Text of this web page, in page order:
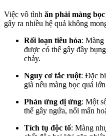
Việc vô tình ăn phải màng
gây ra nhiều hệ quả không
Rối loạn tiêu hóa: Màng
được có thể gây đầy
chảy.
Nguy cơ tắc ruột: Đặc
già nếu màng bọc quá
Phản ứng dị ứng: Một
thể gây ngứa, nổi mẩn
Tích tụ độc tố: Màng